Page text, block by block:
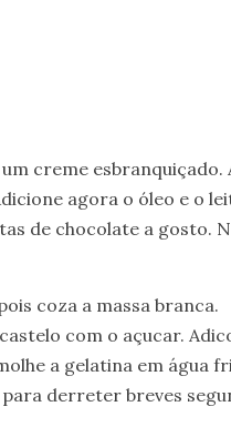
creme esbranquiçado.
agora o óleo e o
de chocolate a gosto.
coza a massa branca.
com o açucar.
a gelatina em água
derreter breves